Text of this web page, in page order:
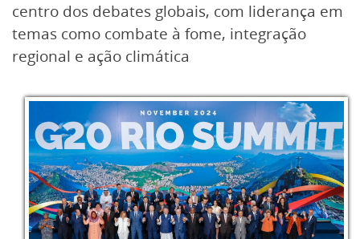
centro dos debates globais, com liderança em
temas como combate à fome, integração
regional e ação climática